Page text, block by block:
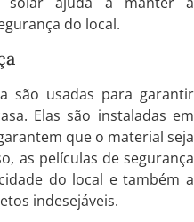
do local.
são usadas para garantir
Elas são instaladas em
que o material seja
as películas de segurança
do local e também a
indesejáveis.